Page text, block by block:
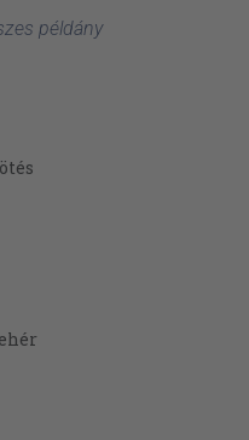
példány